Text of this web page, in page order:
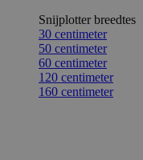
Snijplotter breedtes
30 centimeter
50 centimeter
60 centimeter
120 centimeter
160 centimeter